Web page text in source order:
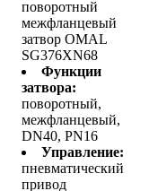
поворотный
межфланцевый
затвор OMAL
SG376XN68
Функции
затвора:
поворотный,
межфланцевый,
DN40, PN16
Управление:
пневматический
привод